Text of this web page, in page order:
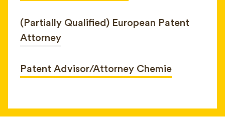
(Partially Qualified) European Patent
Attorney
Patent Advisor/Attorney Chemie